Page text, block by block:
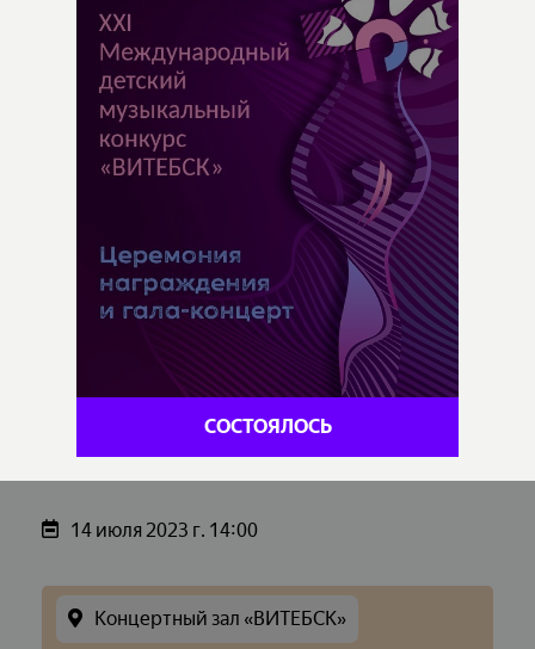
СОСТОЯЛОСЬ
14 июля 2023 г. 14:00
Концертный зал «ВИТЕБСК»